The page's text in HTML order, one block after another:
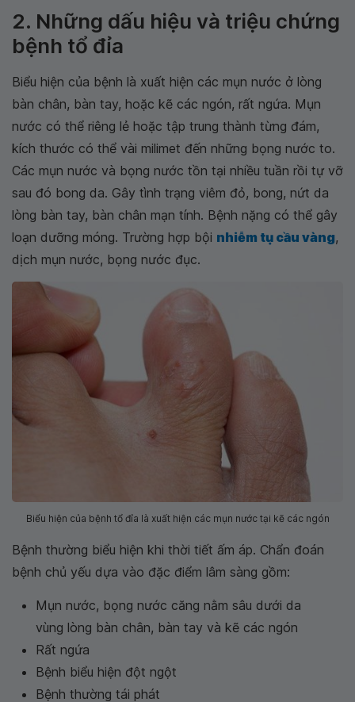
2. Những dấu hiệu và triệu chứng
bệnh tổ đỉa
Biểu hiện của bệnh là xuất hiện các mụn nước ở lòng
bàn chân, bàn tay, hoặc kẽ các ngón, rất ngứa. Mụn
nước có thể riêng lẻ hoặc tập trung thành từng đám,
kích thước có thể vài milimet đến những bọng nước to.
Các mụn nước và bọng nước tồn tại nhiều tuần rồi tự vỡ
sau đó bong da. Gây tình trạng viêm đỏ, bong, nứt da
lòng bàn tay, bàn chân mạn tính. Bệnh nặng có thể gây
loạn dưỡng móng. Trường hợp bội nhiễm tụ cầu vàng,
dịch mụn nước, bọng nước đục.
Biểu hiện của bệnh tổ đỉa là xuất hiện các mụn nước tại kẽ các ngón
Bệnh thường biểu hiện khi thời tiết ấm áp. Chẩn đoán
bệnh chủ yếu dựa vào đặc điểm lâm sàng gồm:
Mụn nước, bọng nước căng nằm sâu dưới da
vùng lòng bàn chân, bàn tay và kẽ các ngón
Rất ngứa
Bệnh biểu hiện đột ngột
Bệnh thường tái phát